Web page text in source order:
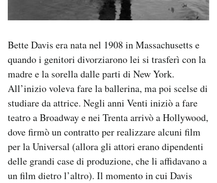
Bette Davis era nata nel 1908 in Massachusetts e
quando i genitori divorziarono lei si trasferì con la
madre e la sorella dalle parti di New York.
All’inizio voleva fare la ballerina, ma poi scelse di
studiare da attrice. Negli anni Venti iniziò a fare
teatro a Broadway e nei Trenta arrivò a Hollywood,
dove firmò un contratto per realizzare alcuni film
per la Universal (allora gli attori erano dipendenti
delle grandi case di produzione, che li affidavano a
un film dietro l’altro). Il momento in cui Davis